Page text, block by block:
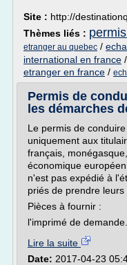
Site : http://
Thèmes liés :
etranger au quebec /
international en france /
etranger en france /
Permis de
les démarches
Le permis de
uniquement aux
français,
économique
n'est pas expédié à
priés de prendre
Pièces à fournir :
l'imprimé de demande...
Lire la suite
Date: 2017-04-23